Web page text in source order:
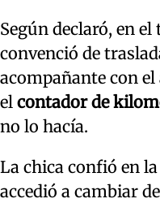
Según declaró, en
convenció de
acompañante con
el contador de
no lo hacía.
La chica confió en
accedió a cambiar